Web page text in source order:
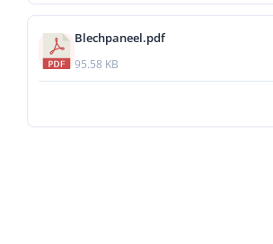
Blechpaneel.pdf
95.58 KB